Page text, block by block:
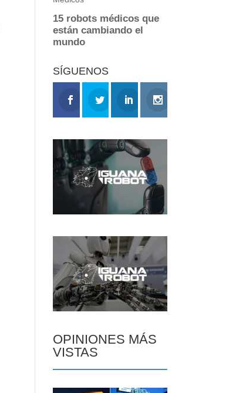
SÍGUENOS
OPINIONES MÁS
VISTAS